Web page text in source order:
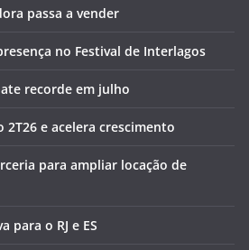
passa a vender
no Festival de Interlagos
recorde em julho
2T26 e acelera crescimento
para ampliar locação de
para o RJ e ES